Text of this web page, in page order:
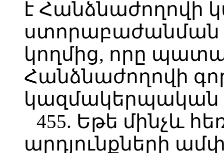
է Հանձնաժողովի
կողմից, որը
Հանձնաժողովի
455. Եթե մինչև
արդյունքների